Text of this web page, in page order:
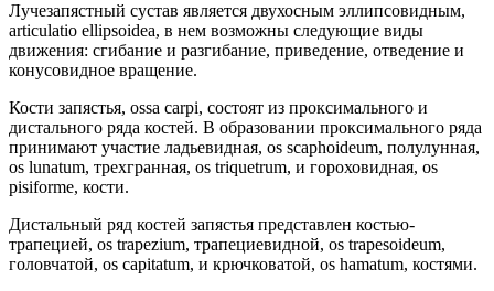
Лучезапястный сустав является двухосным эллипсовидным,
articulatio ellipsoidea, в нем возможны следующие виды
движения: сгибание и разгибание, приведение, отведение и
конусовидное вращение.
Кости запястья, ossa carpi, состоят из проксимального и
дистального ряда костей. В образовании проксимального ряда
принимают участие ладьевидная, os scaphoideum, полулунная,
os lunatum, трехгранная, os triquetrum, и гороховидная, os
pisiforme, кости.
Дистальный ряд костей запястья представлен костью-
трапецией, os trapezium, трапециевидной, os trapesoideum,
головчатой, os capitatum, и крючковатой, os hamatum, костями.